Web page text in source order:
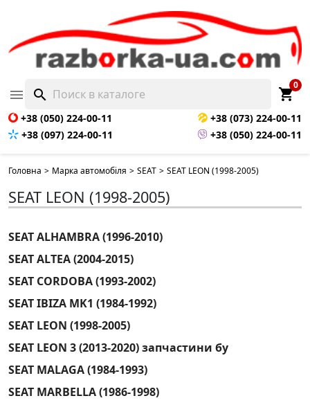
 search shopping_cart
0
+38 (050) 224-00-11
+38 (073) 224-00-11
+38 (097) 224-00-11
+38 (050) 224-00-11
Головна > Марка автомобіля > SEAT > SEAT LEON (1998-2005)
SEAT LEON (1998-2005)
SEAT ALHAMBRA (1996-2010)
SEAT ALTEA (2004-2015)
SEAT CORDOBA (1993-2002)
SEAT IBIZA MK1 (1984-1992)
SEAT LEON (1998-2005)
SEAT LEON 3 (2013-2020) запчастини бу
SEAT MALAGA (1984-1993)
SEAT MARBELLA (1986-1998)